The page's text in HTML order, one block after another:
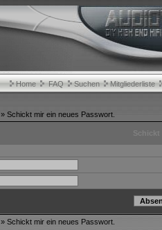
Home FAQ Suchen Mitgliederliste
» Schickt mir ein neues Passwort.
» Schickt mir ein neues Passwort.